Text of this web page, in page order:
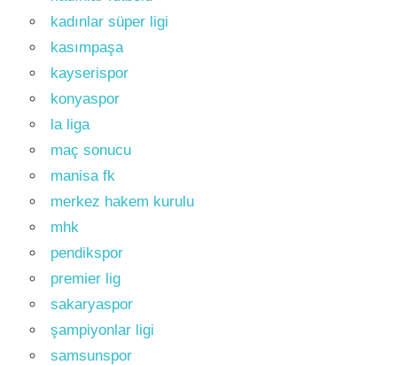
kadınlar süper ligi
kasımpaşa
kayserispor
konyaspor
la liga
maç sonucu
manisa fk
merkez hakem kurulu
mhk
pendikspor
premier lig
sakaryaspor
şampiyonlar ligi
samsunspor